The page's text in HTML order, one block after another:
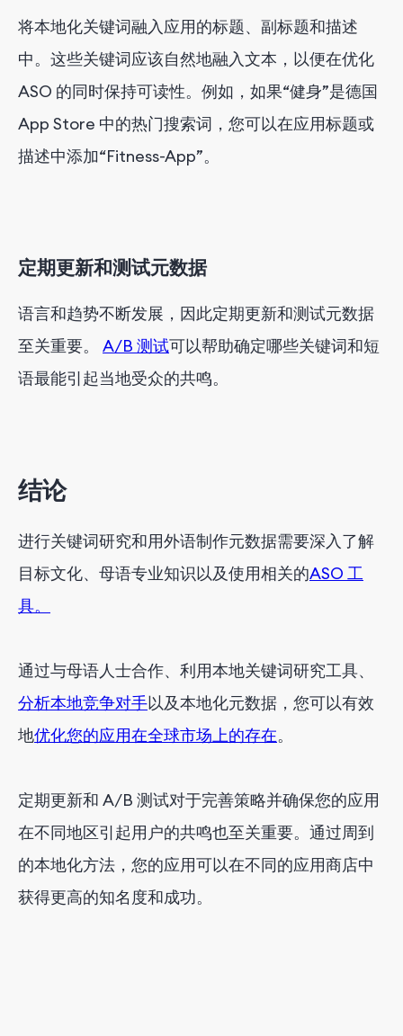
将本地化关键词融入应用的标题、副标题和描述
中。这些关键词应该自然地融入文本，以便在优化
ASO 的同时保持可读性。例如，如果“健身”是德国
App Store 中的热门搜索词，您可以在应用标题或
描述中添加“Fitness-App”。
定期更新和测试元数据
语言和趋势不断发展，因此定期更新和测试元数据
至关重要。 A/B 测试可以帮助确定哪些关键词和短
语最能引起当地受众的共鸣。
结论
进行关键词研究和用外语制作元数据需要深入了解
目标文化、母语专业知识以及使用相关的ASO 工
具。
通过与母语人士合作、利用本地关键词研究工具、
分析本地竞争对手以及本地化元数据，您可以有效
地优化您的应用在全球市场上的存在。
定期更新和 A/B 测试对于完善策略并确保您的应用
在不同地区引起用户的共鸣也至关重要。通过周到
的本地化方法，您的应用可以在不同的应用商店中
获得更高的知名度和成功。